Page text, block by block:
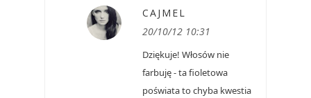
CAJMEL
20/10/12 10:31
Dziękuje! Włosów nie
farbuję - ta fioletowa
poświata to chyba kwestia